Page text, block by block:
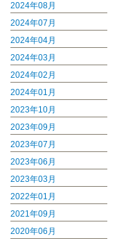
2024年08月
2024年07月
2024年04月
2024年03月
2024年02月
2024年01月
2023年10月
2023年09月
2023年07月
2023年06月
2023年03月
2022年01月
2021年09月
2020年06月